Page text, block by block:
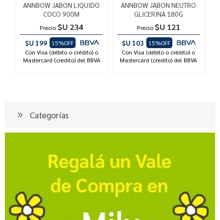
ANNBOW JABON LIQUIDO
COCO 900M
Precio $U 234
$U 199
15%OFF
Con Visa (débito o crédito) o
Mastercard (credito) del BBVA
ANNBOW JABON NEUTRO
GLICERINA 180G
Precio $U 121
$U 103
15%OFF
Con Visa (débito o crédito) o
Mastercard (credito) del BBVA
Categorías